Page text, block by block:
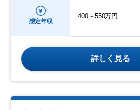
想定年収
400～550万円
詳しく見る